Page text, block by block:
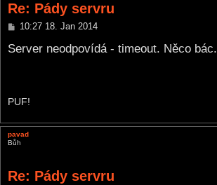
Re: Pády servru
P
s
10:27 18. Jan 2014
Server neodpovídá - timeout. Něco bác.
PUF!
pavad
Bůh
Re: Pády servru